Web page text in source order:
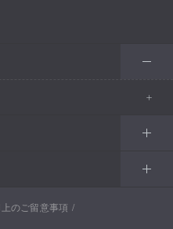
のご留意事項